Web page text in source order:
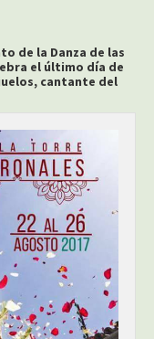
de la Danza de las
el último día de
cantante del